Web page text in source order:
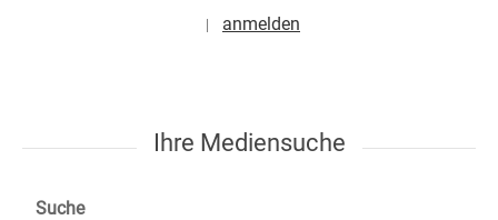
anmelden
Ihre Mediensuche
Suche